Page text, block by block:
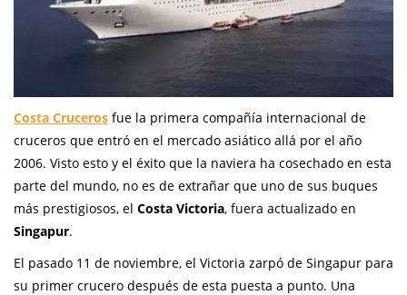
Costa Cruceros fue la primera compañía internacional de
cruceros que entró en el mercado asiático allá por el año
2006. Visto esto y el éxito que la naviera ha cosechado en esta
parte del mundo, no es de extrañar que uno de sus buques
más prestigiosos, el Costa Victoria, fuera actualizado en
Singapur.
El pasado 11 de noviembre, el Victoria zarpó de Singapur para
su primer crucero después de esta puesta a punto. Una